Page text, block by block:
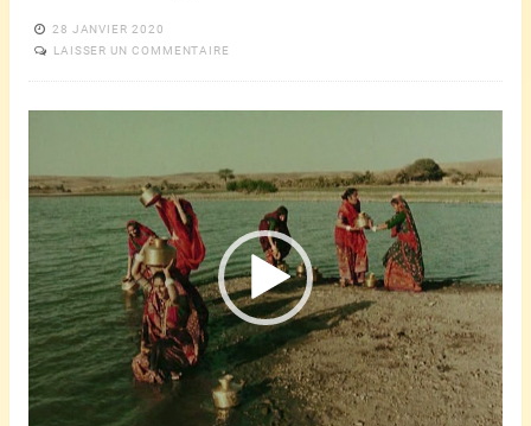
28 JANVIER 2020
LAISSER UN COMMENTAIRE